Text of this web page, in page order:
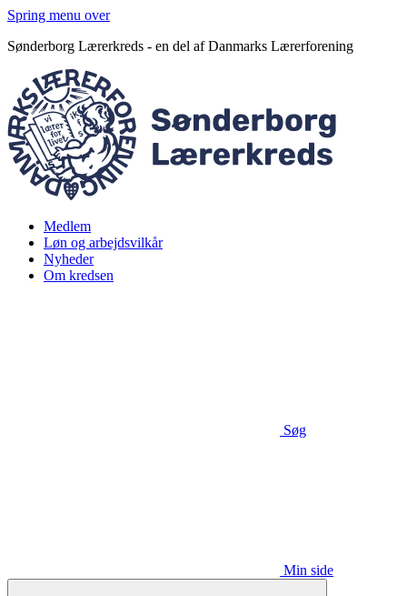
Spring menu over
Sønderborg Lærerkreds - en del af Danmarks Lærerforening
Medlem
Løn og arbejdsvilkår
Nyheder
Om kredsen
Søg
Min side